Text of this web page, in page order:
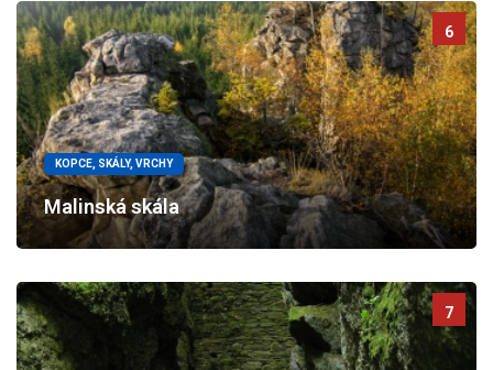
6
KOPCE, SKÁLY, VRCHY
Malinská skála
7